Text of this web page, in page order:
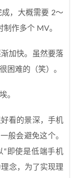
，大概需要 2～
作多个 MV。
加快。虽然要落
困难的（笑）。
。
看的景深，手机
般会避免这个。
“即使是低端手机
念，为了实现理